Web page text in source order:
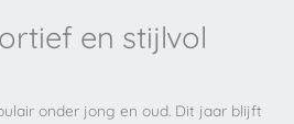
en stijlvol
onder jong en oud. Dit jaar blijft